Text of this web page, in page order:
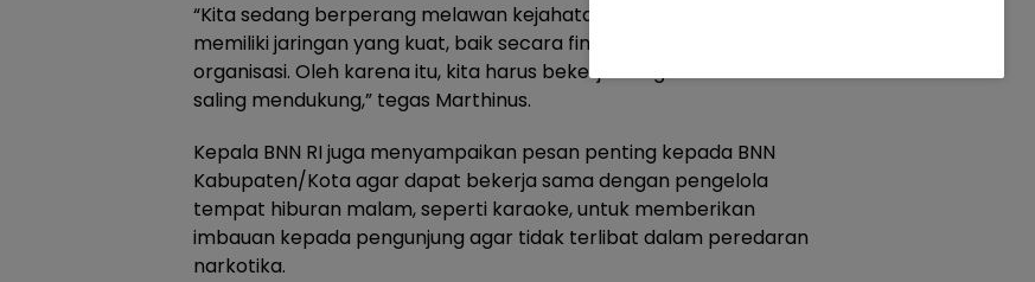
“Kita sedang berperang melawan kejahatan terstruktur. Mereka
memiliki jaringan yang kuat, baik secara finansial maupun
organisasi. Oleh karena itu, kita harus bekerja dengan hati-hati dan
saling mendukung,” tegas Marthinus.
Kepala BNN RI juga menyampaikan pesan penting kepada BNN
Kabupaten/Kota agar dapat bekerja sama dengan pengelola
tempat hiburan malam, seperti karaoke, untuk memberikan
imbauan kepada pengunjung agar tidak terlibat dalam peredaran
narkotika.